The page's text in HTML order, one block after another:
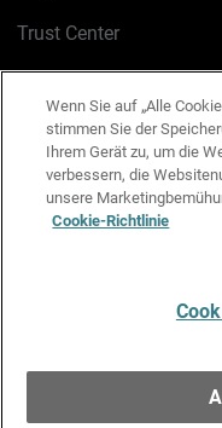
Trust Center
Cookie-Richtlinie
Datenschutzrichtlinie
Media & Brand Kit
Wenn Sie auf „Alle
stimmen Sie der
Ihrem Gerät zu, um die
verbessern, die
unsere
Cookie-Richtlinie